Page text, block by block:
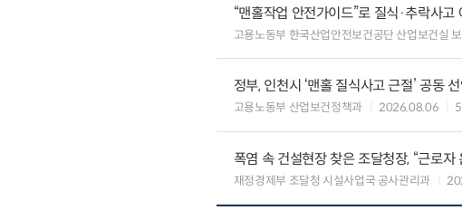
“맨홀작업 안전가이드”로 질식·추락사고
고용노동부 한국산업안전보건공단 산업보건실
정부, 인천시 ‘맨홀 질식사고 근절’ 공동
고용노동부 산업보건정책과 2026.08.06
폭염 속 건설현장 찾은 조달청장, “근로자
재정경제부 조달청 시설사업국 공사관리과